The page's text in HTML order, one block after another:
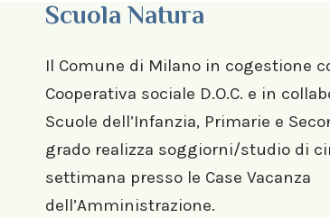
Scuola Natura
Il Comune di Milano in cogestione
Cooperativa sociale D.O.C. e in
Scuole dell’Infanzia, Primarie e
grado realizza soggiorni/studio di
settimana presso le Case Vacanza
dell’Amministrazione.